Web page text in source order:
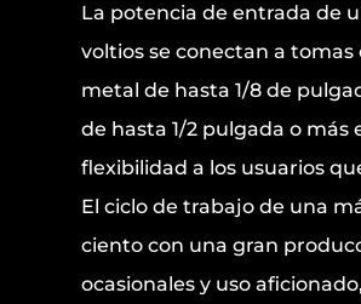
La potencia de entrada de
voltios se conectan a
metal de hasta 1/8 de
de hasta 1/2 pulgada o
flexibilidad a los usuarios
El ciclo de trabajo de una
ciento con una gran
ocasionales y uso